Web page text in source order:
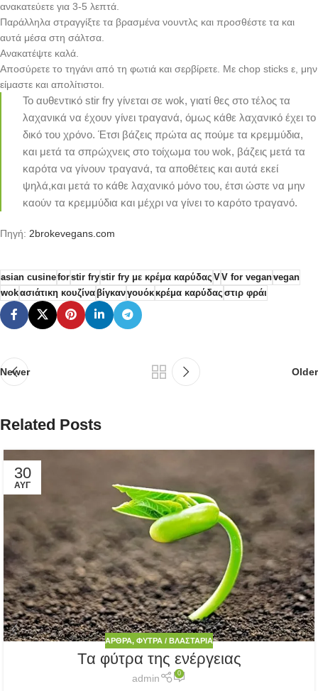
ανακατεύετε για 3-5 λεπτά.
Παράλληλα στραγγίξτε τα βρασμένα νουντλς και προσθέστε τα και
αυτά μέσα στη σάλτσα.
Ανακατέψτε καλά.
Αποσύρετε το τηγάνι από τη φωτιά και σερβίρετε. Με chop sticks ε, μην
είμαστε και απολίτιστοι.
Το αυθεντικό stir fry γίνεται σε wok, γιατί θες στο τέλος τα
λαχανικά να έχουν γίνει τραγανά, όμως κάθε λαχανικό έχει το
δικό του χρόνο. Έτσι βάζεις πρώτα ας πούμε τα κρεμμύδια,
και μετά τα σπρώχνεις στο τοίχωμα του wok, βάζεις μετά τα
καρότα να γίνουν τραγανά, τα αποθέτεις και αυτά εκεί
ψηλά,και μετά το κάθε λαχανικό μόνο του, έτσι ώστε να μην
καούν τα κρεμμύδια και μέχρι να γίνει το καρότο τραγανό.
Πηγή: 2brokevegans.com
asian cusineforstir frystir fry με κρέμα καρύδας VV for veganvegan
wokασιάτικη κουζίναβίγκανγουόκκρέμα καρύδας στιρ φράι
Newer Older
Related Posts
30
ΑΥΓ
ΆΡΘΡΑ, ΦΎΤΡΑ / ΒΛΑΣΤΆΡΙΑ
Tα φύτρα της ενέργειας
admin 0